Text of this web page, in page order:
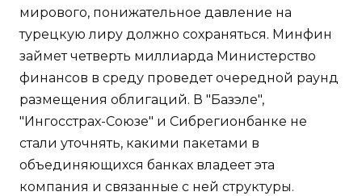
мирового, понижательное давление на
турецкую лиру должно сохраняться. Минфин
займет четверть миллиарда Министерство
финансов в среду проведет очередной раунд
размещения облигаций. В "Базэле",
"Ингосстрах-Союзе" и Сибрегионбанке не
стали уточнять, какими пакетами в
объединяющихся банках владеет эта
компания и связанные с ней структуры.